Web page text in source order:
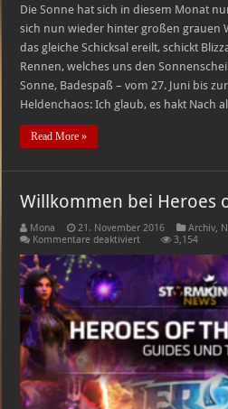
Die Sonne hat sich in diesem Monat
sich nun wieder hinter großen grauen
das gleiche Schicksal ereilt, schickt
Rennen, welches uns den
Sonne, Badespaß – vom 27. Juni bis
Heldenchaos: Ich glaub, es hakt Nach
Read More »
Willkommen bei Heroes
Mona 21. November 2016 Archiv,
Kommentare deaktiviertfür
Heroes
Storm
3,154